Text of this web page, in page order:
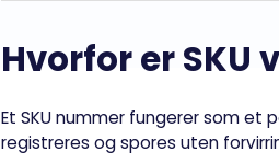
Hvorfor er SKU
Et SKU nummer fungerer som et
registreres og spores uten